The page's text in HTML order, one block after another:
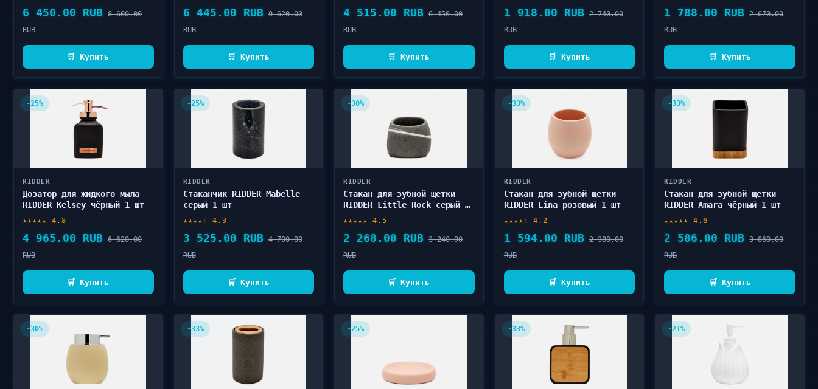
6 450.00 RUB 8 600.00
RUB
🛒 Купить
6 445.00 RUB 9 620.00
RUB
🛒 Купить
4 515.00 RUB 6 450.00
RUB
🛒 Купить
1 918.00 RUB 2 740.00
RUB
🛒 Купить
1 788.00 RUB 2 670.00
RUB
🛒 Купить
-25%
RIDDER
Дозатор для жидкого мыла
RIDDER Kelsey чёрный 1 шт
★★★★★ 4.8
4 965.00 RUB 6 620.00
RUB
🛒 Купить
-25%
RIDDER
Стаканчик RIDDER Mabelle
серый 1 шт
★★★★☆ 4.3
3 525.00 RUB 4 700.00
RUB
🛒 Купить
-30%
RIDDER
Стакан для зубной щетки
RIDDER Little Rock серый 1
★★★★★ 4.5
2 268.00 RUB 3 240.00
RUB
🛒 Купить
-33%
RIDDER
Стакан для зубной щетки
RIDDER Lina розовый 1 шт
★★★★☆ 4.2
1 594.00 RUB 2 380.00
RUB
🛒 Купить
-33%
RIDDER
Стакан для зубной щетки
RIDDER Amara чёрный 1 шт
★★★★★ 4.6
2 586.00 RUB 3 860.00
RUB
🛒 Купить
-30% -33% -25% -33% -21%